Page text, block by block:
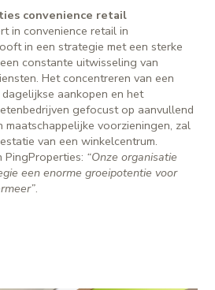
convenience retail
in convenience retail in
in een strategie met een sterke
constante uitwisseling van
Het concentreren van een
aankopen en het
gefocust op aanvullend
maatschappelijke voorzieningen, zal
van een winkelcentrum.
PingProperties: “Onze organisatie
een enorme groeipotentie voor
.